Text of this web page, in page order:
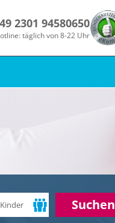
2301 94580650
täglich von 8-22 Uhr
Suchen